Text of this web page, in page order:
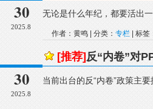
30
2025.8
无论是什么年纪，都要活出
作者：黄鸣 | 分类： 专栏 | 标签
30
2025.8
[推荐] 反“内卷”对
当前出台的反“内卷”政策主